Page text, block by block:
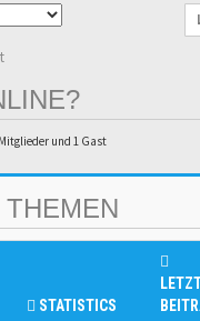
und 1 Gast
STATISTICS